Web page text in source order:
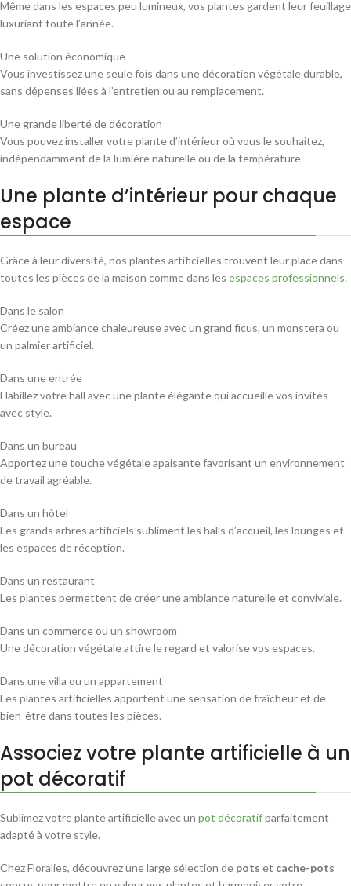
Même dans les espaces peu lumineux, vos plantes gardent leur feuillage
luxuriant toute l’année.
Une solution économique
Vous investissez une seule fois dans une décoration végétale durable,
sans dépenses liées à l’entretien ou au remplacement.
Une grande liberté de décoration
Vous pouvez installer votre plante d’intérieur où vous le souhaitez,
indépendamment de la lumière naturelle ou de la température.
Une plante d’intérieur pour chaque
espace
Grâce à leur diversité, nos plantes artificielles trouvent leur place dans
toutes les pièces de la maison comme dans les espaces professionnels.
Dans le salon
Créez une ambiance chaleureuse avec un grand ficus, un monstera ou
un palmier artificiel.
Dans une entrée
Habillez votre hall avec une plante élégante qui accueille vos invités
avec style.
Dans un bureau
Apportez une touche végétale apaisante favorisant un environnement
de travail agréable.
Dans un hôtel
Les grands arbres artificiels subliment les halls d’accueil, les lounges et
les espaces de réception.
Dans un restaurant
Les plantes permettent de créer une ambiance naturelle et conviviale.
Dans un commerce ou un showroom
Une décoration végétale attire le regard et valorise vos espaces.
Dans une villa ou un appartement
Les plantes artificielles apportent une sensation de fraîcheur et de
bien-être dans toutes les pièces.
Associez votre plante artificielle à un
pot décoratif
Sublimez votre plante artificielle avec un pot décoratifparfaitement
adapté à votre style.
Chez Floralies, découvrez une large sélection de pots et cache-pots